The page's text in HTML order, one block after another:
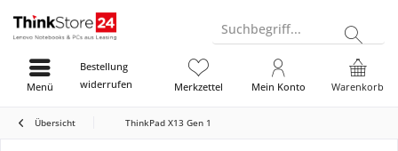
Suchbegriff...
Bestellung
widerrufen
Warenkorb
Merkzettel Mein Konto
Menü
Übersicht ThinkPad X13 Gen 1